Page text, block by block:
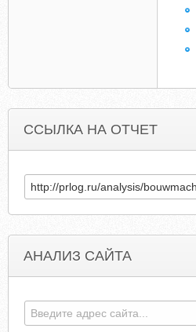
ССЫЛКА НА ОТЧЕТ
АНАЛИЗ САЙТА